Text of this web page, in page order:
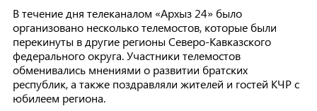
В течение дня телеканалом «Архыз 24» было
организовано несколько телемостов, которые были
перекинуты в другие регионы Северо-Кавказского
федерального округа. Участники телемостов
обменивались мнениями о развитии братских
республик, а также поздравляли жителей и гостей КЧР с
юбилеем региона.